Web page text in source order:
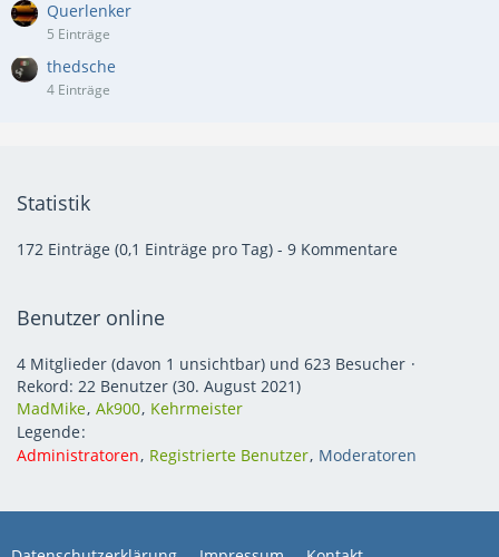
Querlenker
5 Einträge
thedsche
4 Einträge
Statistik
172 Einträge (0,1 Einträge pro Tag) - 9 Kommentare
Benutzer online
4 Mitglieder (davon 1 unsichtbar) und 623 Besucher
Rekord: 22 Benutzer (30. August 2021)
MadMike Ak900 Kehrmeister
Legende
Administratoren Registrierte Benutzer Moderatoren